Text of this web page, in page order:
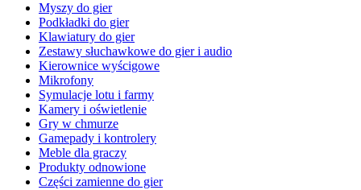
Myszy do gier
Podkładki do gier
Klawiatury do gier
Zestawy słuchawkowe do gier i audio
Kierownice wyścigowe
Mikrofony
Symulacje lotu i farmy
Kamery i oświetlenie
Gry w chmurze
Gamepady i kontrolery
Meble dla graczy
Produkty odnowione
Części zamienne do gier